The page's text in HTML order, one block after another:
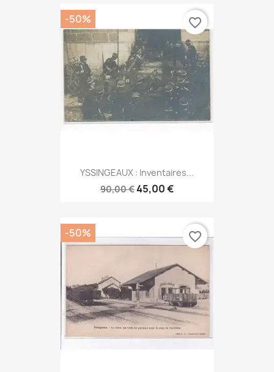
YSSINGEAUX : Inventaires...
90,00 €45,00 €
-50% favorite_border
-50% favorite_border